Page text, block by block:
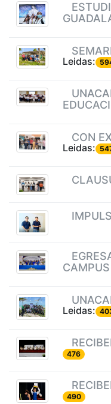
Leidas:
CON
Leidas:
Leidas:
476
490